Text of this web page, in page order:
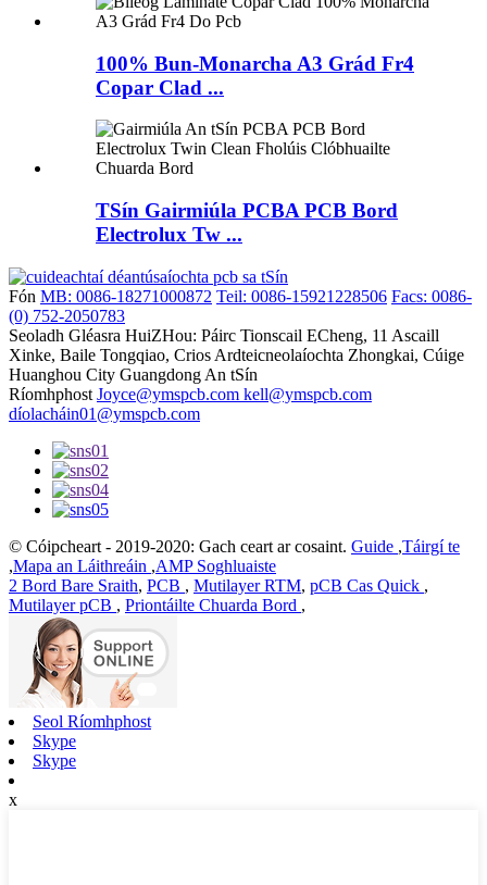
100% Bun-Monarcha A3 Grád Fr4
Copar Clad ...
TSín Gairmiúla PCBA PCB Bord
Electrolux Tw ...
Fón MB: 0086-18271000872 Teil: 0086-15921228506 Facs: 0086-
(0) 752-2050783
Seoladh Gléasra HuiZHou: Páirc Tionscail ECheng, 11 Ascaill
Xinke, Baile Tongqiao, Crios Ardteicneolaíochta Zhongkai, Cúige
Huanghou City Guangdong An tSín
Ríomhphost Joyce@ymspcb.com kell@ymspcb.com
díolacháin01@ymspcb.com
© Cóipcheart - 2019-2020: Gach ceart ar cosaint. Guide ,Táirgí te
,Mapa an Láithreáin ,AMP Soghluaiste
2 Bord Bare Sraith, PCB , Mutilayer RTM, pCB Cas Quick ,
Mutilayer pCB , Priontáilte Chuarda Bord ,
Seol Ríomhphost
Skype
Skype
x